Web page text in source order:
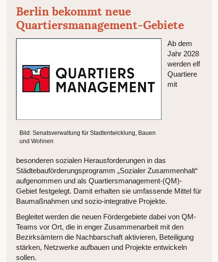
Berlin bekommt neue
Quartiersmanagement-Gebiete
Bild: Senatsverwaltung für Stadtentwicklung, Bauen
und Wohnen
Ab dem
Jahr 2028
werden elf
Quartiere
mit
besonderen sozialen Herausforderungen in das
Städtebauförderungsprogramm „Sozialer Zusammenhalt“
aufgenommen und als Quartiersmanagement-(QM)-
Gebiet festgelegt. Damit erhalten sie umfassende Mittel für
Baumaßnahmen und sozio-integrative Projekte.
Begleitet werden die neuen Fördergebiete dabei von QM-
Teams vor Ort, die in enger Zusammenarbeit mit den
Bezirksämtern die Nachbarschaft aktivieren, Beteiligung
stärken, Netzwerke aufbauen und Projekte entwickeln
sollen.